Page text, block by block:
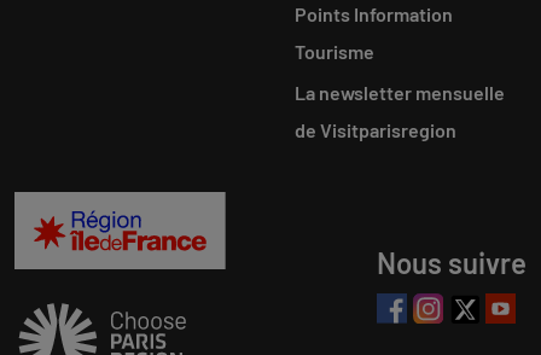
Points Information
Tourisme
La newsletter mensuelle
de Visitparisregion
Nous suivre